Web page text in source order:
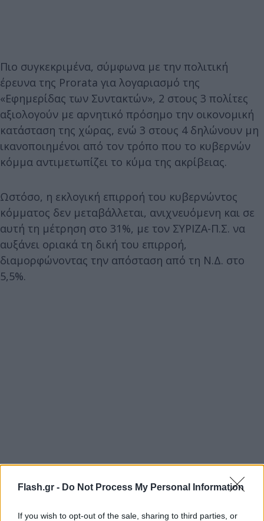
Flash.gr - Do Not Process My Personal Information
If you wish to opt-out of the sale, sharing to third parties, or
Πιο συγκεκριμένα, σύμφωνα με την πολιτική
έρευνα της Prorata για λογαριασμό της
«Εφημερίδας των Συντακτών», 2 στους 3 πολίτες
αξιολογούν με αρνητικό πρόσημο την οικονομική
κατάσταση της χώρας, ενώ 3 στους 4 δηλώνουν μη
ικανοποιημένοι από τον τρόπο που το κυβερνών
κόμμα αντιμετωπίζει το κύμα της ακρίβειας.
Ωστόσο, η εκλογική επιρροή του κυβερνώντος
κόμματος δεν μεταβάλλεται, ανιχνευόμενη και σε
αυτή τη μέτρηση στο 31%, με τον ΣΥΡΙΖΑ-Π.Σ. να
αυξάνει οριακά τη δική του επιρροή,
διαμορφώνοντας την απόσταση από τη Ν.Δ. στο
5,5%.